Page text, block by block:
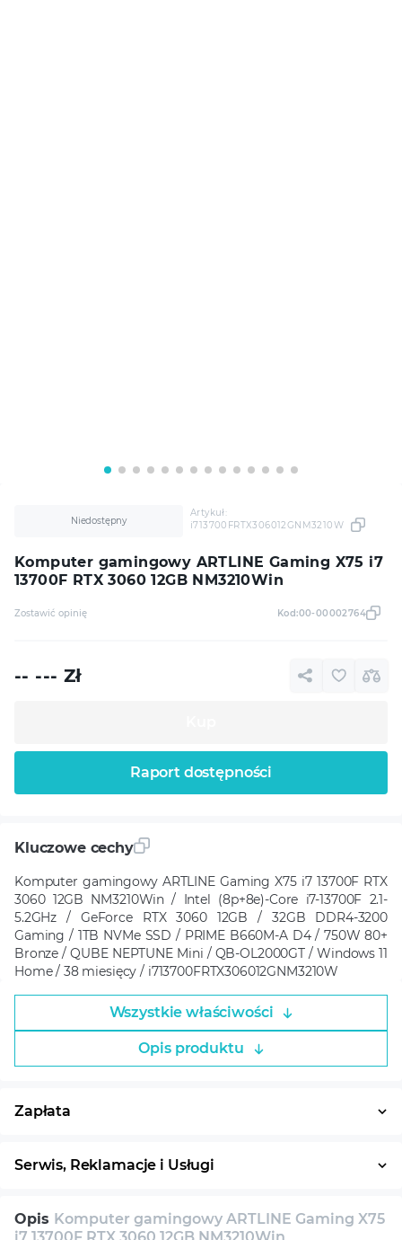
Komputer gamingowy ARTLINE Gaming X75 i7
13700F RTX 3060 12GB NM3210Win
Niedostępny
Artykuł:
i713700FRTX306012GNM3210W
Zostawić opinię Kod:00-00002764
-- --- Zł
Raport dostępności
Kluczowe cechy
Komputer gamingowy ARTLINE Gaming X75 i7 13700F RTX
3060 12GB NM3210Win / Intel (8p+8e)-Core i7-13700F 2.1-
5.2GHz / GeForce RTX 3060 12GB / 32GB DDR4-3200
Gaming / 1TB NVMe SSD / PRIME B660M-A D4 / 750W 80+
Bronze / QUBE NEPTUNE Mini / QB-OL2000GT / Windows 11
Home / 38 miesięcy / i713700FRTX306012GNM3210W
Wszystkie właściwości
Opis produktu
Zapłata
Serwis, Reklamacje i Usługi
Konsultacja
Opis Komputer gamingowy ARTLINE Gaming X75